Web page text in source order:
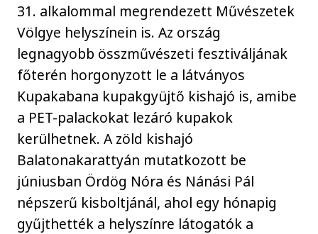
31. alkalommal megrendezett Művészetek
Völgye helyszínein is. Az ország
legnagyobb összművészeti fesztiváljának
főterén horgonyzott le a látványos
Kupakabana kupakgyüjtő kishajó is, amibe
a PET-palackokat lezáró kupakok
kerülhetnek. A zöld kishajó
Balatonakarattyán mutatkozott be
júniusban Ördög Nóra és Nánási Pál
népszerű kisboltjánál, ahol egy hónapig
gyűjthették a helyszínre látogatók a